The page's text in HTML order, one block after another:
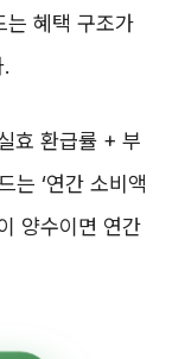
는 혜택 구조가
효 환급률 + 부
는 ‘연간 소비액
양수이면 연간